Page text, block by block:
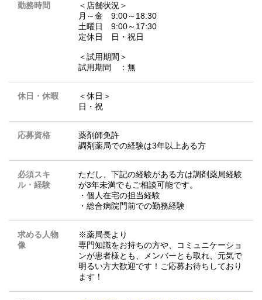
勤務時間
＜店舗状況＞
月～金 9:00～18:30
土曜日 9:00～17:30
定休日 日・祝日
＜試用期間＞
試用期間 ：無
休日・休暇
＜休日＞
日・祝
応募資格
薬剤師免許
調剤薬局での経験は3年以上ある方
必須スキ
ル・経験
ただし、下記の経験がある方は調剤薬局経験
が3年未満でもご相談可能です。
・個人在宅の担当経験
・総合病院門前での勤務経験
求める人物
像
※薬局長より
専門知識をお持ちの方や、コミュニケーショ
ンが患者様とも、メンバーとも取れ、元気で
明るい方大歓迎です！ご応募お待ちしており
ます！